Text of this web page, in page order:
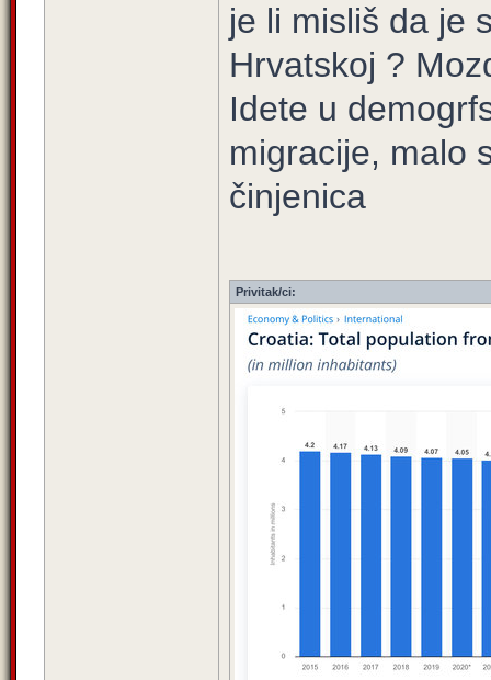
je li misliš da je
Hrvatskoj ?
Idete u
migracije, malo
činjenica
Privitak/ci: